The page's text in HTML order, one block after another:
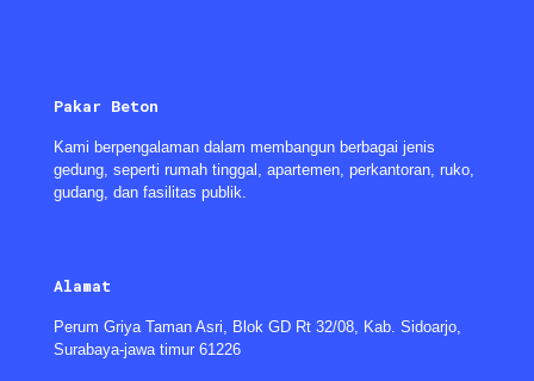
Pakar Beton
Kami berpengalaman dalam membangun berbagai jenis
gedung, seperti rumah tinggal, apartemen, perkantoran, ruko,
gudang, dan fasilitas publik.
Alamat
Perum Griya Taman Asri, Blok GD Rt 32/08, Kab. Sidoarjo,
Surabaya-jawa timur 61226